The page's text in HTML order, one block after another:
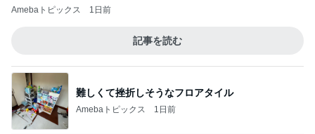
Amebaトピックス 1日前
記事を読む
難しくて挫折しそうなフロアタイル
Amebaトピックス 1日前